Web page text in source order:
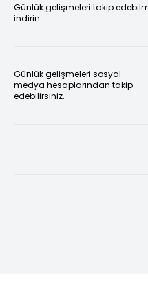
Günlük gelişmeleri takip
indirin
Günlük gelişmeleri sosyal
medya hesaplarından takip
edebilirsiniz.